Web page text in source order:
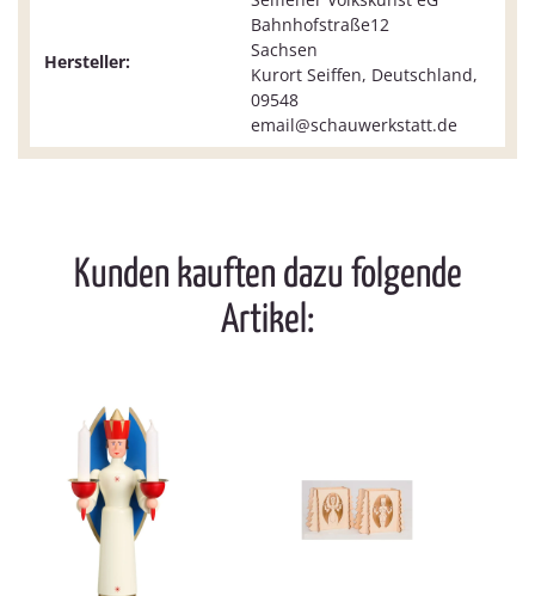
Hersteller:
Bahnhofstraße12
Sachsen
Kurort Seiffen, Deutschland,
09548
email@schauwerkstatt.de
Kunden kauften dazu folgende
Artikel: